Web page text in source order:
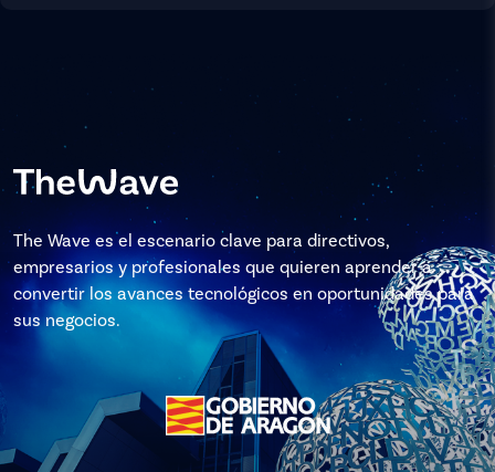
The Wave es el escenario clave para directivos,
empresarios y profesionales que quieren aprender a
convertir los avances tecnológicos en oportunidades para
sus negocios.